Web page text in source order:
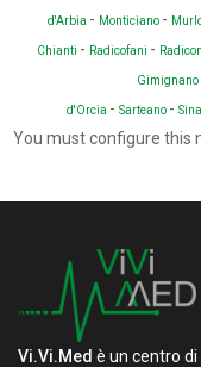
d'Arbia - Monticiano -
Chianti - Radicofani -
Gimignano
d'Orcia - Sarteano -
You must configure this
Vi.Vi.Med è un centro